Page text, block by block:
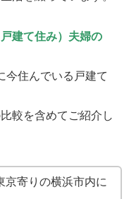
建て住み）夫婦の
今住んでいる戸建て
較を含めてご紹介し
京寄りの横浜市内に